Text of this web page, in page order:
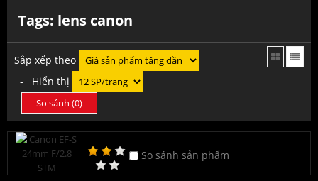
Tags: lens canon
Sắp xếp theo
- Hiển thị
So sánh (0)
So sánh sản phẩm